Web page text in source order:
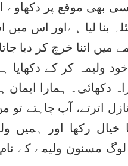
بھی موقع پر دکھاوے
بنا لیا ہےاور اس میں
اتنا خرچ کر دیا
ولیمہ کر کے دکھایا
دکھائی۔ ہمارا
اترتے، آپ چاہتے
رکھا اور ہمیں
لوگ مسنون ولیمے